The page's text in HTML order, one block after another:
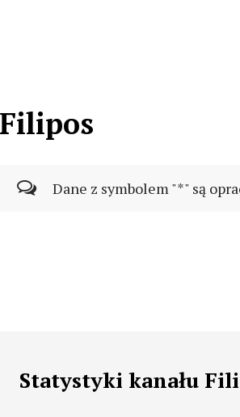
Filipos
Dane z symbolem "*" są
Statystyki kanału